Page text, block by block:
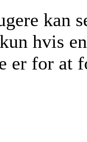
kan
hvis
er for at